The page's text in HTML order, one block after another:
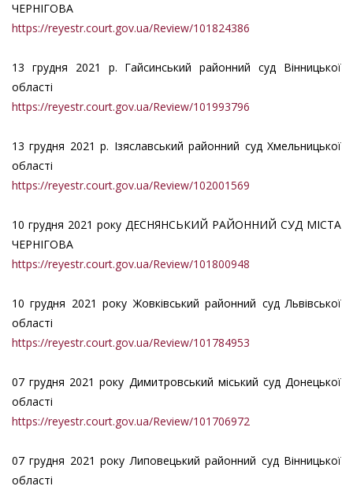
ЧЕРНІГОВА
https://reyestr.court.gov.ua/Review/101824386
13 грудня 2021 р. Гайсинський районний суд Вінницької
області
https://reyestr.court.gov.ua/Review/101993796
13 грудня 2021 р. Ізяславський районний суд Хмельницької
області
https://reyestr.court.gov.ua/Review/102001569
10 грудня 2021 року ДЕСНЯНСЬКИЙ РАЙОННИЙ СУД МІСТА
ЧЕРНІГОВА
https://reyestr.court.gov.ua/Review/101800948
10 грудня 2021 року Жовківський районний суд Львівської
області
https://reyestr.court.gov.ua/Review/101784953
07 грудня 2021 року Димитровський мiський суд Донецької
областi
https://reyestr.court.gov.ua/Review/101706972
07 грудня 2021 року Липовецький районний суд Вінницької
області